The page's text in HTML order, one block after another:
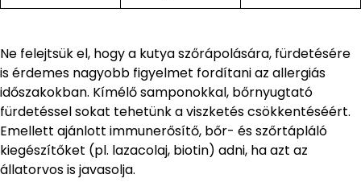
Ne felejtsük el, hogy a kutya szőrápolására, fürdetésére
is érdemes nagyobb figyelmet fordítani az allergiás
időszakokban. Kímélő samponokkal, bőrnyugtató
fürdetéssel sokat tehetünk a viszketés csökkentéséért.
Emellett ajánlott immunerősítő, bőr- és szőrtápláló
kiegészítőket (pl. lazacolaj, biotin) adni, ha azt az
állatorvos is javasolja.